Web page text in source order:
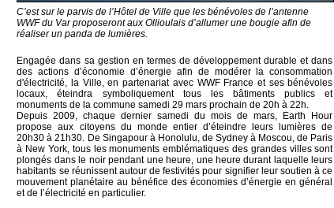
C’est sur le parvis de l’Hôtel de Ville que les bénévoles de l’antenne
WWF du Var proposeront aux Ollioulais d’allumer une bougie afin de
réaliser un panda de lumières.
Engagée dans sa gestion en termes de développement durable et dans
des actions d’économie d’énergie afin de modérer la consommation
d'électricité, la Ville, en partenariat avec WWF France et ses bénévoles
locaux, éteindra symboliquement tous les bâtiments publics et
monuments de la commune samedi 29 mars prochain de 20h à 22h.
Depuis 2009, chaque dernier samedi du mois de mars, Earth Hour
propose aux citoyens du monde entier d’éteindre leurs lumières de
20h30 à 21h30. De Singapour à Honolulu, de Sydney à Moscou, de Paris
à New York, tous les monuments emblématiques des grandes villes sont
plongés dans le noir pendant une heure, une heure durant laquelle leurs
habitants se réunissent autour de festivités pour signifier leur soutien à ce
mouvement planétaire au bénéfice des économies d’énergie en général
et de l’électricité en particulier.